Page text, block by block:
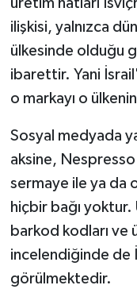
üretim hatları
ilişkisi, yalnızca
ülkesinde olduğu
ibarettir. Yani
o markayı o
Sosyal medyada
aksine, Nespresso
sermaye ile ya da
hiçbir bağı
barkod kodları ve
incelendiğinde de
görülmektedir.